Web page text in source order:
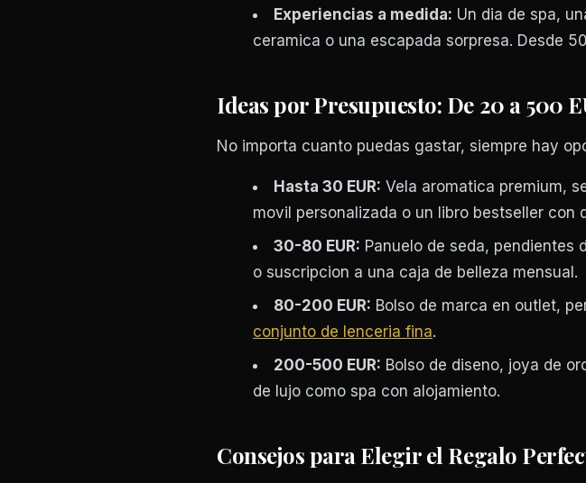
Experiencias a medida: Un dia de spa,
ceramica o una escapada sorpresa. Desde 50
Ideas por Presupuesto: De 20 a 500
No importa cuanto puedas gastar, siempre hay
Hasta 30 EUR: Vela aromatica premium,
movil personalizada o un libro bestseller con
30-80 EUR: Panuelo de seda, pendientes
o suscripcion a una caja de belleza mensual.
80-200 EUR: Bolso de marca en outlet,
conjunto de lenceria fina.
200-500 EUR: Bolso de diseno, joya de
de lujo como spa con alojamiento.
Consejos para Elegir el Regalo